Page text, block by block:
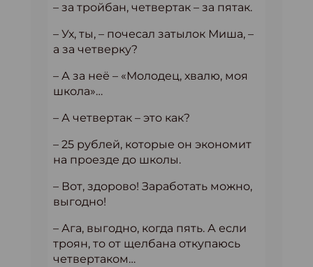
– за тройбан, четвертак – за пятак.
– Ух, ты, – почесал затылок Миша, –
а за четверку?
– А за неё – «Молодец, хвалю, моя
школа»…
– А четвертак – это как?
– 25 рублей, которые он экономит
на проезде до школы.
– Вот, здорово! Заработать можно,
выгодно!
– Ага, выгодно, когда пять. А если
троян, то от щелбана откупаюсь
четвертаком…